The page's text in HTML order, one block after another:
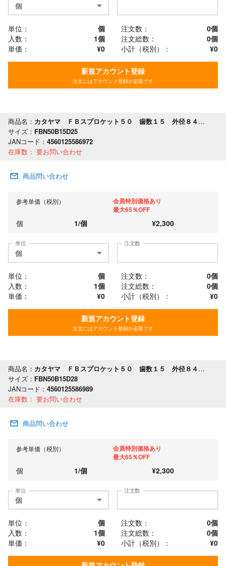
単位：
個
入数：
1個
単価：
¥0
注文数： 0個
注文総数：
0個
小計（税別）：
¥0
新規アカウント登録
注文にはアカウント登録が必要です
商品名： カタヤマ ＦＢスプロケット５０ 歯数１５ 外径８４ 軸穴径２５
サイズ： FBN50B15D25
JANコード： 4560125586972
在庫数： 要お問い合わせ
商品問い合わせ
参考単価（税別）
会員特別価格あり
最大65％OFF
個 1/個 ¥2,300
単位 注文数
単位：
個
入数：
1個
単価：
¥0
注文数： 0個
注文総数：
0個
小計（税別）：
¥0
新規アカウント登録
注文にはアカウント登録が必要です
商品名： カタヤマ ＦＢスプロケット５０ 歯数１５ 外径８４ 軸穴径２８
サイズ： FBN50B15D28
JANコード： 4560125586989
在庫数： 要お問い合わせ
商品問い合わせ
参考単価（税別）
会員特別価格あり
最大65％OFF
個 1/個 ¥2,300
単位 注文数
単位：
個
入数：
1個
単価：
¥0
注文数： 0個
注文総数：
0個
小計（税別）：
¥0